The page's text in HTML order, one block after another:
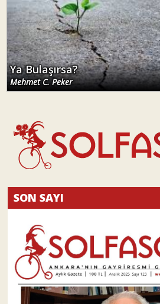
Ya Bulaşırsa?
Mehmet C. Peker
SON SAYI